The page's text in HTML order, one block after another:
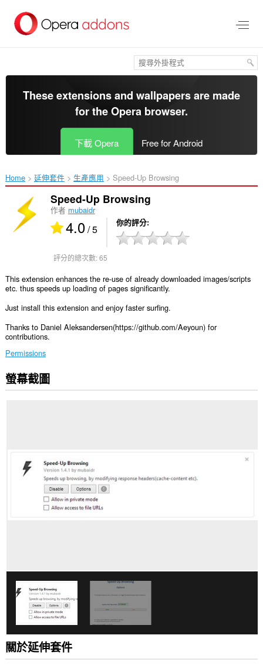
區
These extensions and wallpapers are made
for theOpera browser.
下載 Opera Free for Android
Home 延伸套件 生產應用 Speed-Up Browsing‎
Speed-Up Browsing
作者 mubaidr
4.0/ 5 你的評分
評分的總次數:65
This extension enhances the re-use of already downloaded images/scripts
etc. thus speeds up loading of pages significantly.
Just install this extension and enjoy faster surfing.
Thanks to Daniel Aleksandersen(https://github.com/Aeyoun) for
contributions.
Permissions
這
個
螢幕截圖
關於延伸套件